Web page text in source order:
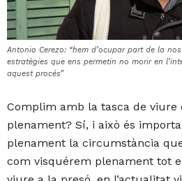
Antonio Cerezo: “hem d’ocupar part de la
estratègies que ens permetin no morir en
aquest procés”
Complim amb la tasca de viure
plenament? Sí, i això és
plenament la circumstància
com visquérem plenament tot